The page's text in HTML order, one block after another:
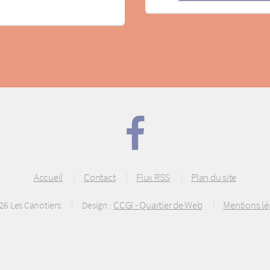
Accueil Contact Flux RSS Plan du site
Les Canotiers Design : CCGI - Quartier de Web Mentions